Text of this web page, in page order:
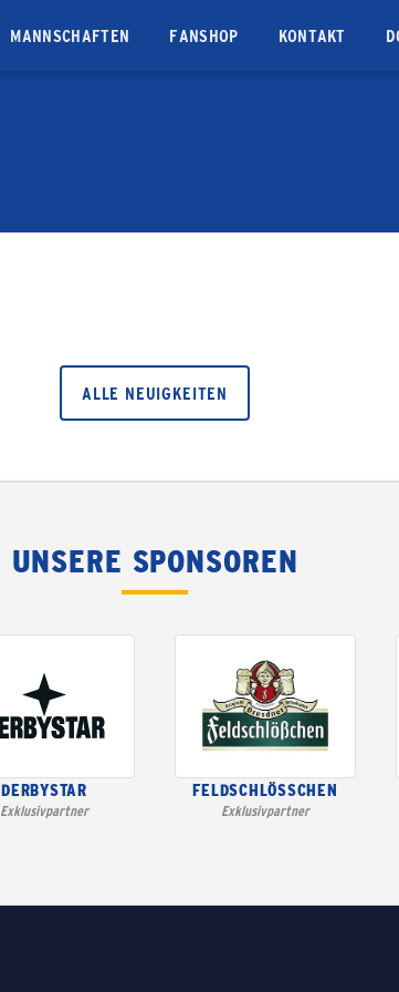
MANNSCHAFTEN FANSHOP KONTAKT
ALLE NEUIGKEITEN
UNSERE SPONSOREN
DERBYSTAR
Exklusivpartner
FELDSCHLÖSSCHEN
Exklusivpartner